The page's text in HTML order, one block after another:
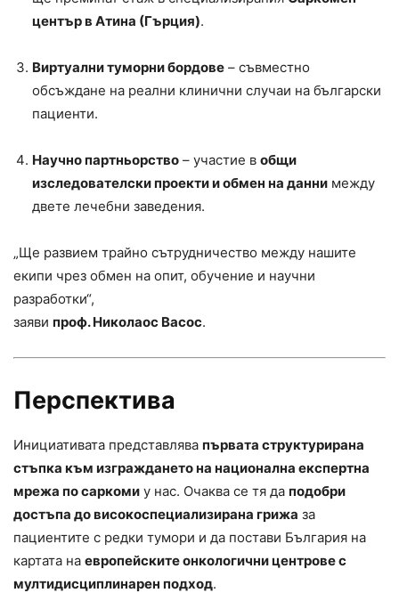
център в Атина (Гърция).
Виртуални туморни бордове – съвместно
обсъждане на реални клинични случаи на български
пациенти.
Научно партньорство – участие в общи
изследователски проекти и обмен на данни между
двете лечебни заведения.
„Ще развием трайно сътрудничество между нашите
екипи чрез обмен на опит, обучение и научни
разработки“,
заяви проф. Николаос Васос.
Перспектива
Инициативата представлява първата структурирана
стъпка към изграждането на национална експертна
мрежа по саркоми у нас. Очаква се тя да подобри
достъпа до високоспециализирана грижа за
пациентите с редки тумори и да постави България на
картата на европейските онкологични центрове с
мултидисциплинарен подход.